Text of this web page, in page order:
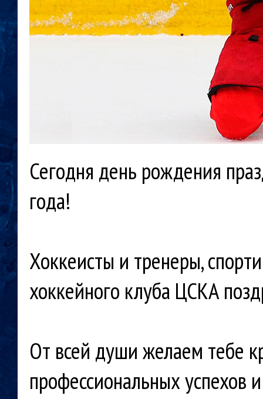
Сегодня день рождения
года!
Хоккеисты и тренеры,
хоккейного клуба ЦСКА
От всей души желаем тебе
профессиональных